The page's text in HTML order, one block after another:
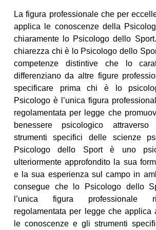
La figura professionale che per
applica le conoscenze della
chiaramente lo Psicologo dello
chiarezza chi è lo Psicologo dello
competenze distintive che lo
differenziano da altre figure
specificare prima chi è lo
Psicologo è l’unica figura
regolamentata per legge che
benessere psicologico
strumenti specifici delle scienze
Psicologo dello Sport è uno
ulteriormente approfondito la sua
e la sua esperienza sul campo in
consegue che lo Psicologo dello
l’unica figura professionale
regolamentata per legge che applica
le conoscenze e gli strumenti